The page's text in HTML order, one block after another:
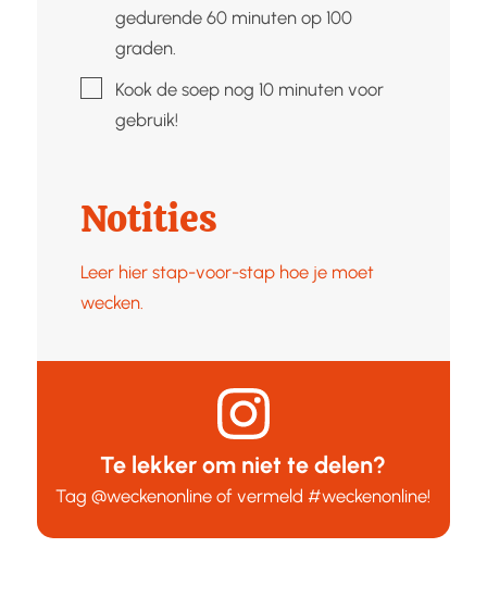
gedurende 60 minuten op 100
graden.
▢Kook de soep nog 10 minuten voor
gebruik!
Notities
Leer hier stap-voor-stap hoe je moet
wecken.
Te lekker om niet te delen?
Tag@weckenonline of vermeld#weckenonline!